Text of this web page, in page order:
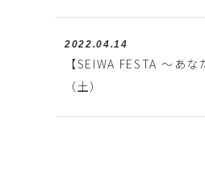
2022.04.14
【SEIWA FESTA ～あ
（土）